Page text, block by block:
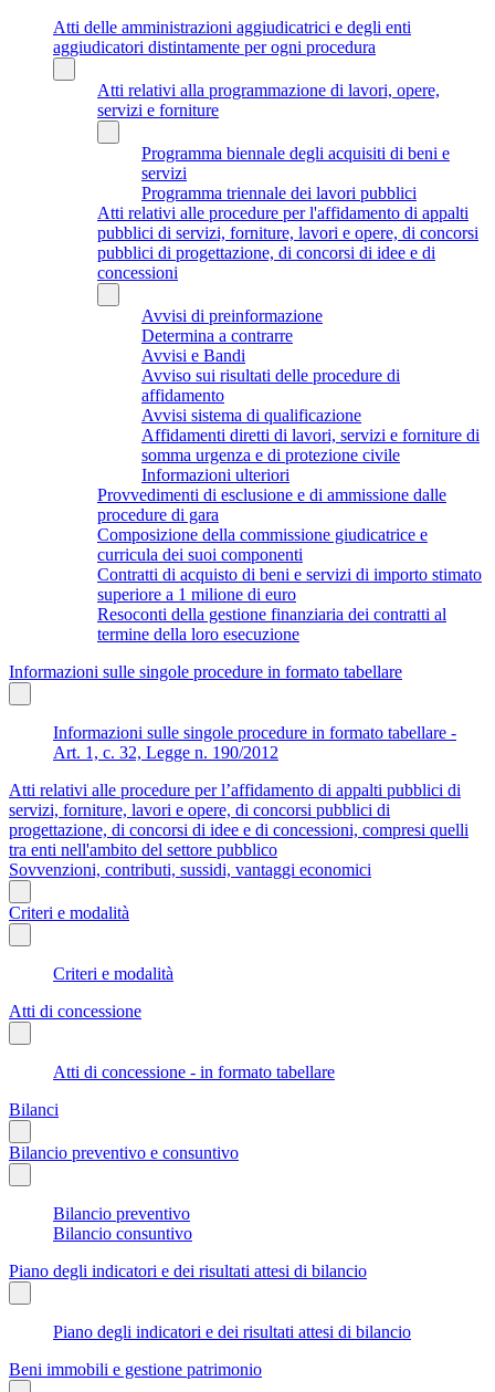
Atti delle amministrazioni aggiudicatrici e degli enti
aggiudicatori distintamente per ogni procedura
Atti relativi alla programmazione di lavori, opere,
servizi e forniture
Programma biennale degli acquisiti di beni e
servizi
Programma triennale dei lavori pubblici
Atti relativi alle procedure per l'affidamento di appalti
pubblici di servizi, forniture, lavori e opere, di concorsi
pubblici di progettazione, di concorsi di idee e di
concessioni
Avvisi di preinformazione
Determina a contrarre
Avvisi e Bandi
Avviso sui risultati delle procedure di
affidamento
Avvisi sistema di qualificazione
Affidamenti diretti di lavori, servizi e forniture di
somma urgenza e di protezione civile
Informazioni ulteriori
Provvedimenti di esclusione e di ammissione dalle
procedure di gara
Composizione della commissione giudicatrice e
curricula dei suoi componenti
Contratti di acquisto di beni e servizi di importo stimato
superiore a 1 milione di euro
Resoconti della gestione finanziaria dei contratti al
termine della loro esecuzione
Informazioni sulle singole procedure in formato tabellare
Informazioni sulle singole procedure in formato tabellare -
Art. 1, c. 32, Legge n. 190/2012
Atti relativi alle procedure per l’affidamento di appalti pubblici di
servizi, forniture, lavori e opere, di concorsi pubblici di
progettazione, di concorsi di idee e di concessioni, compresi quelli
tra enti nell'ambito del settore pubblico
Sovvenzioni, contributi, sussidi, vantaggi economici
Criteri e modalità
Criteri e modalità
Atti di concessione
Atti di concessione - in formato tabellare
Bilanci
Bilancio preventivo e consuntivo
Bilancio preventivo
Bilancio consuntivo
Piano degli indicatori e dei risultati attesi di bilancio
Piano degli indicatori e dei risultati attesi di bilancio
Beni immobili e gestione patrimonio